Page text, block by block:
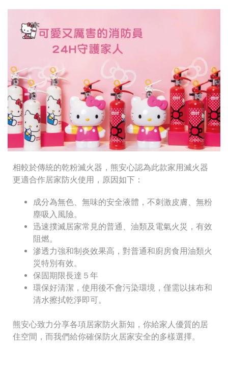
相較於傳統的乾粉滅火器，熊安心認為此款家用滅火器
更適合作居家防火使用，原因如下：
成分為無色、無味的安全液體，不刺激皮膚、無粉
塵吸入風險。
迅速撲滅居家常見的普通、油類及電氣火災，有效
阻燃。
滲透力強和制炎效果高，對普通和廚房食用油類火
災特別有效。
保固期限長達５年
環保好清潔，使用後不會污染環境，僅需以抹布和
清水擦拭乾淨即可。
熊安心致力分享各項居家防火新知，你給家人優質的居
住空間，而我們給你確保防火居家安全的多樣選擇。